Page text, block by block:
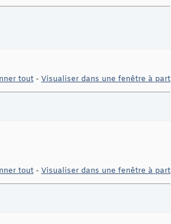
tout - Visualiser dans une fenêtre à part
tout - Visualiser dans une fenêtre à part